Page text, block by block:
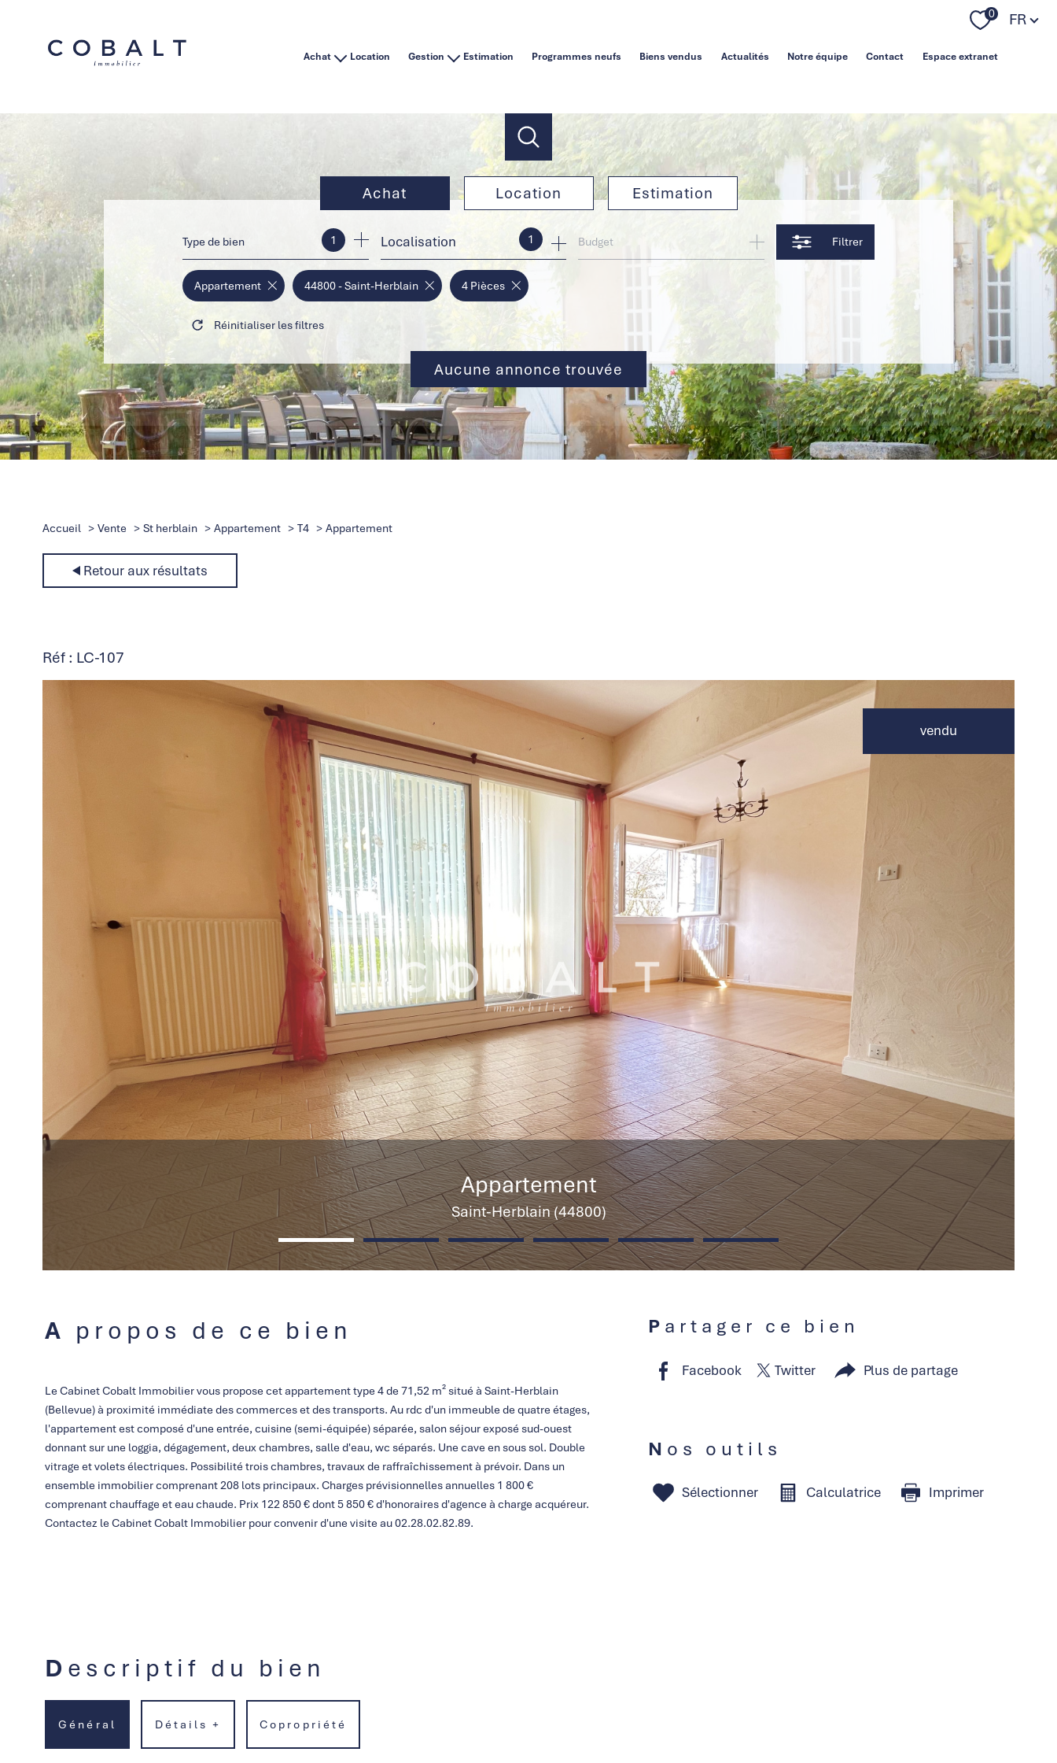
0 Langue
FR
Achat Location Gestion Estimation Programmes neufs Biens vendus Actualités Notre équipe Contact Espace extranet
Achat
de l'ancien
de l'immo pro
Location
à l'année
en saisonnier
de l'immo pro
Estimation
Type de bien 1 1
Localisation Budget Filtrer
Aucune annonce trouvée
Appartement 44800 - Saint-Herblain 4 Pièces
Réinitialiser les filtres
Accueil Vente St herblain Appartement T4 Appartement
Retour aux résultats
Réf : LC-107
vendu
Appartement
Saint-Herblain (44800)
A propos de ce bien
Le Cabinet Cobalt Immobilier vous propose cet appartement type 4 de 71,52 m² situé à Saint-Herblain
(Bellevue) à proximité immédiate des commerces et des transports. Au rdc d'un immeuble de quatre étages,
l'appartement est composé d'une entrée, cuisine (semi-équipée) séparée, salon séjour exposé sud-ouest
donnant sur une loggia, dégagement, deux chambres, salle d'eau, wc séparés. Une cave en sous sol. Double
vitrage et volets électriques. Possibilité trois chambres, travaux de raffraîchissement à prévoir. Dans un
ensemble immobilier comprenant 208 lots principaux. Charges prévisionnelles annuelles 1 800 €
comprenant chauffage et eau chaude. Prix 122 850 € dont 5 850 € d'honoraires d'agence à charge acquéreur.
Contactez le Cabinet Cobalt Immobilier pour convenir d'une visite au 02.28.02.82.89.
Partager ce bien
Facebook Twitter Plus de partage
Nos outils
Sélectionner Calculatrice Imprimer
Descriptif du bien
Général Détails + Copropriété